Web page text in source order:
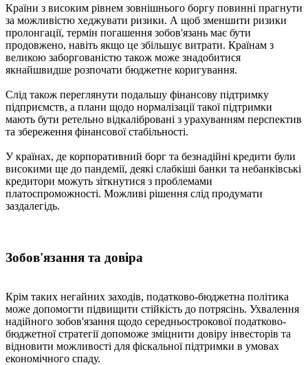
Країни з високим рівнем зовнішнього боргу повинні прагнути
за можливістю хеджувати ризики. А щоб зменшити ризики
пролонгації, термін погашення зобов'язань має бути
продовжено, навіть якщо це збільшує витрати. Країнам з
великою заборгованістю також може знадобитися
якнайшвидше розпочати бюджетне коригування.
Слід також переглянути подальшу фінансову підтримку
підприємств, а плани щодо нормалізації такої підтримки
мають бути ретельно відкалібровані з урахуванням перспектив
та збереження фінансової стабільності.
У країнах, де корпоративний борг та безнадійні кредити були
високими ще до пандемії, деякі слабкіші банки та небанківські
кредитори можуть зіткнутися з проблемами
платоспроможності. Можливі рішення слід продумати
заздалегідь.
Зобов'язання та довіра
Крім таких негайних заходів, податково-бюджетна політика
може допомогти підвищити стійкість до потрясінь. Ухвалення
надійного зобов'язання щодо середньострокової податково-
бюджетної стратегії допоможе зміцнити довіру інвесторів та
відновити можливості для фіскальної підтримки в умовах
економічного спаду.